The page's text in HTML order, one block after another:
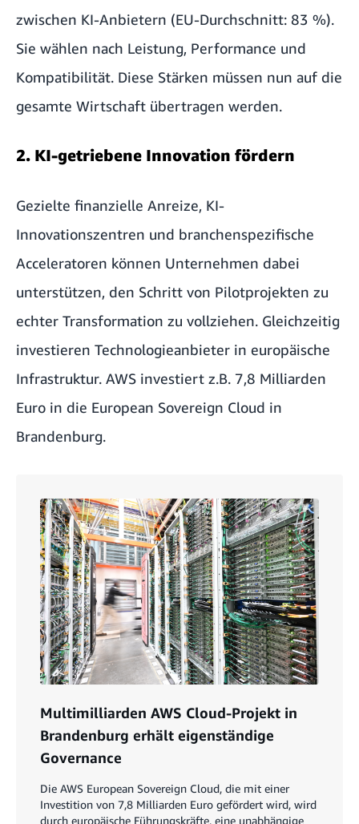
zwischen KI-Anbietern (EU-Durchschnitt: 83 %).
Sie wählen nach Leistung, Performance und
Kompatibilität. Diese Stärken müssen nun auf die
gesamte Wirtschaft übertragen werden.
2. KI-getriebene Innovation fördern
Gezielte finanzielle Anreize, KI-
Innovationszentren und branchenspezifische
Acceleratoren können Unternehmen dabei
unterstützen, den Schritt von Pilotprojekten zu
echter Transformation zu vollziehen. Gleichzeitig
investieren Technologieanbieter in europäische
Infrastruktur. AWS investiert z.B. 7,8 Milliarden
Euro in die European Sovereign Cloud in
Brandenburg.
Multimilliarden AWS Cloud-Projekt in
Brandenburg erhält eigenständige
Governance
Die AWS European Sovereign Cloud, die mit einer
Investition von 7,8 Milliarden Euro gefördert wird, wird
durch europäische Führungskräfte, eine unabhängige